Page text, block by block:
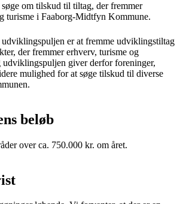
om tilskud til tiltag, der fremmer
turisme i Faaborg-Midtfyn Kommune.
er at fremme udviklingstiltag
der fremmer erhverv, turisme og
giver derfor foreninger,
mulighed for at søge tilskud til diverse
beløb
over ca. 750.000 kr. om året.